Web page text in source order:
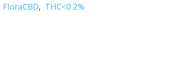
FloraCBD, THC<0.2%